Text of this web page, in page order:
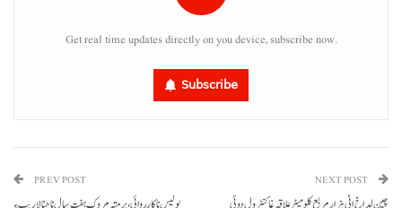
Get real time updates directly on you device, subscribe now.
Subscribe
PREV POST NEXT POST